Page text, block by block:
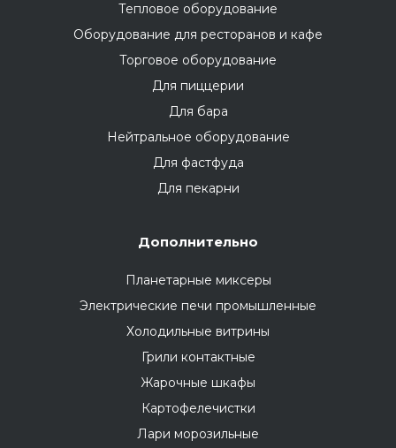
Тепловое оборудование
Оборудование для ресторанов и кафе
Торговое оборудование
Для пиццерии
Для бара
Нейтральное оборудование
Для фастфуда
Для пекарни
Дополнительно
Планетарные миксеры
Электрические печи промышленные
Холодильные витрины
Грили контактные
Жарочные шкафы
Картофелечистки
Лари морозильные